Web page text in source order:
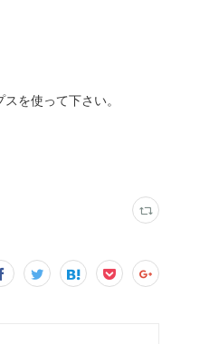
を使って下さい。